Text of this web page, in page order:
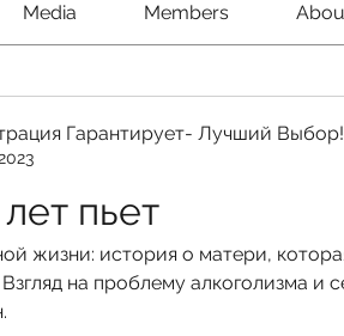
Media Members
Гарантирует- Лучший Выбор!
пьет
жизни: история о матери,
на проблему алкоголизма и